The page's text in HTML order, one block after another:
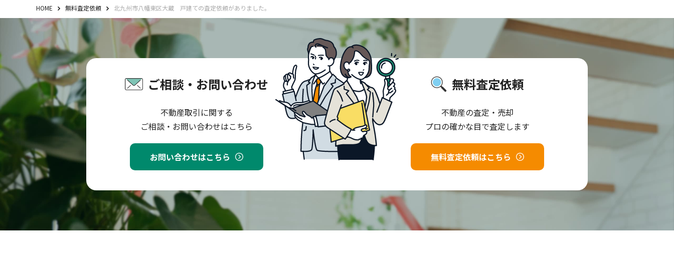
HOME 無料査定依頼 北九州市八幡東区大蔵 戸建ての査定依頼がありました。
ご相談・お問い合わせ
不動産取引に関する
ご相談・お問い合わせはこちら
お問い合わせはこちら
無料査定依頼
不動産の査定・売却
プロの確かな目で査定します
無料査定依頼はこちら